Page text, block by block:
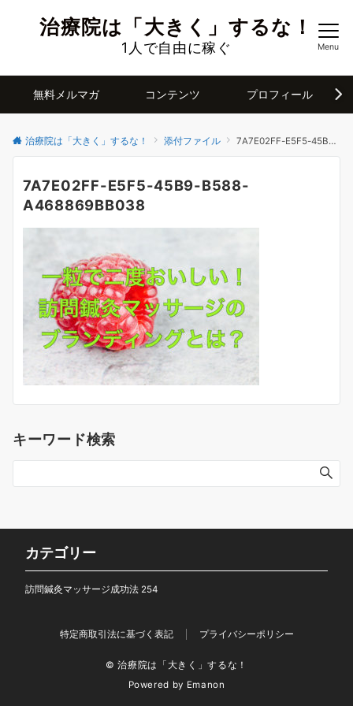
治療院は「大きく」するな！
1人で自由に稼ぐ Menu
無料メルマガ コンテンツ プロフィール
治療院は「大きく」するな！ 添付ファイル 7A7E02FF-E5F5-45B9-B588-A468869BB038
7A7E02FF-E5F5-45B9-B588-
A468869BB038
キーワード検索
カテゴリー
訪問鍼灸マッサージ成功法 254
特定商取引法に基づく表記 プライバシーポリシー
© 治療院は「大きく」するな！
Powered by Emanon